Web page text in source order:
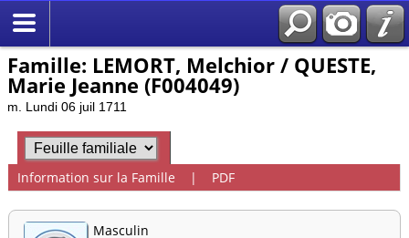
Famille: LEMORT, Melchior / QUESTE,
Marie Jeanne (F004049)
m. Lundi 06 juil 1711
Information sur la Famille | PDF
Masculin